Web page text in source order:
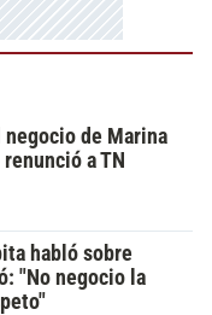
de Marina
a TN
habló sobre
"No negocio la